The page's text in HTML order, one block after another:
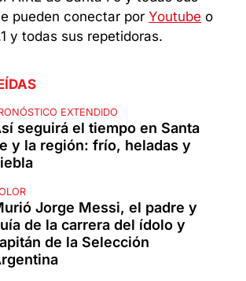
pueden conectar porYoutube o
y todas sus repetidoras.
EXTENDIDO
seguirá el tiempo en Santa
y la región: frío, heladas y
Jorge Messi, el padre y
de la carrera del ídolo y
de la Selección